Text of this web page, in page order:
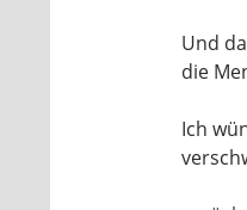
Und
die
Ich